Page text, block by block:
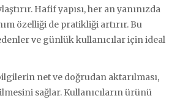
Hafif yapısı, her an yanınızda
özelliği de pratikliği artırır. Bu
ve günlük kullanıcılar için ideal
net ve doğrudan aktarılması,
sağlar. Kullanıcıların ürünü